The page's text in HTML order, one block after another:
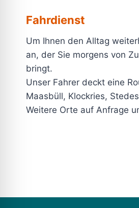
Fahrdienst
Um Ihnen den Alltag
an, der Sie morgens von
bringt.
Unser Fahrer deckt eine
Maasbüll, Klockries,
Weitere Orte auf Anfrage